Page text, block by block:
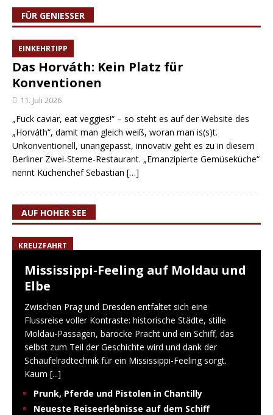
FÜR GENIESSER
EINKEHRTIPP
Das Horváth: Kein Platz für
Konventionen
11. Juli 2026
„Fuck caviar, eat veggies!“ – so steht es auf der Website des
„Horváth“, damit man gleich weiß, woran man is(s)t.
Unkonventionell, unangepasst, innovativ geht es zu in diesem
Berliner Zwei-Sterne-Restaurant. „Emanzipierte Gemüseküche“
nennt Küchenchef Sebastian […]
AUF HOHER SEE
KREUZFAHRT
Mississippi-Feeling auf Moldau und
Elbe
Zwischen Prag und Dresden entfaltet sich eine
Flussreise voller Kontraste: historische Städte, stille
Moldau-Passagen, barocke Pracht und ein Schiff, das
selbst zum Teil der Geschichte wird und dank der
Schaufelradtechnik für ein Mississippi-Feeling sorgt.
Kaum [...]
Prunk, Pferde und Pistolen in Chantilly
Neueste Reiseerlebnisse auf dem Schiff